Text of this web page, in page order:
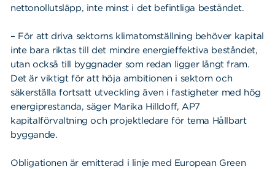
nettonollutsläpp, inte minst i det befintliga beståndet.
– För att driva sektorns klimatomställning behöver kapital
inte bara riktas till det mindre energieffektiva beståndet,
utan också till byggnader som redan ligger långt fram.
Det är viktigt för att höja ambitionen i sektorn och
säkerställa fortsatt utveckling även i fastigheter med hög
energiprestanda, säger Marika Hilldoff, AP7
kapitalförvaltning och projektledare för tema Hållbart
byggande.
Obligationen är emitterad i linje med European Green